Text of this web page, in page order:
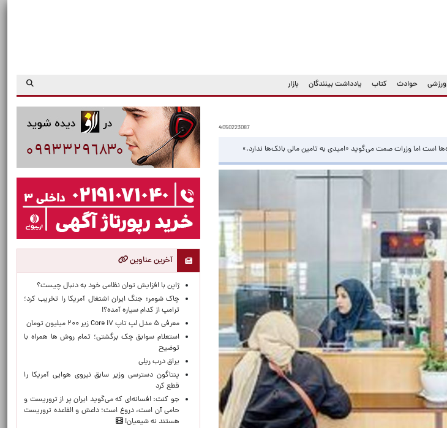
ورزشی حوادث کتاب یادداشت بینندگان بازار
4050223087
است اما وزرات صمت می‌گوید «امیدی به تامین مالی بانک‌ها ندارد.»
آخرین عناوین
ژاپن با افزایش توان نظامی خود به دنبال چیست؟
چاک شومر: جنگ ایران اشتغال آمریکا را تخریب کرد؛
ترامپ از کدام سیاره آمده؟!
معرفی ۵ مدل لپ تاپ Core i۷ زیر ۲۰۰ میلیون تومان
استعلام سوابق چک برگشتی؛ تمام روش ها همراه با
توضیح
یراق درب ریلی
پنتاگون دسترسی وزیر سابق نیروی هوایی آمریکا را
قطع کرد
جو کنت: افسانه‌ای که می‌گوید ایران پر از تروریست و
حامی آن است، دروغ است؛ داعش و القاعده تروریست
هستند نه شیعیان!